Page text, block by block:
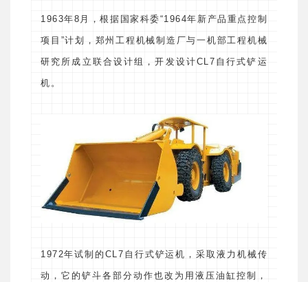
1963年8月，根据国家科委“1964年新产品重点控制
项目”计划，郑州工程机械制造厂与一机部工程机械
研究所成立联合设计组，开发设计CL7自行式铲运
机。
1972年试制的CL7自行式铲运机，采取液力机械传
动，它的铲斗各部分动作也改为用液压油缸控制，